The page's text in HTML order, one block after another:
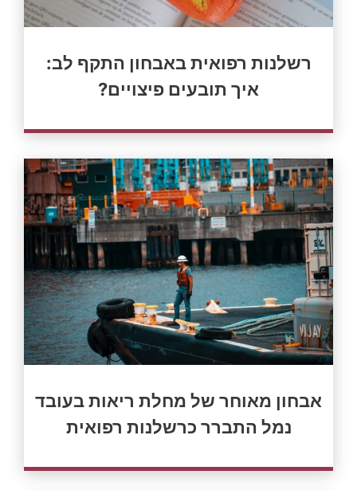
רשלנות רפואית באבחון התקף לב:
איך תובעים פיצויים?
אבחון מאוחר של מחלת ריאות בעובד
נמל התברר כרשלנות רפואית